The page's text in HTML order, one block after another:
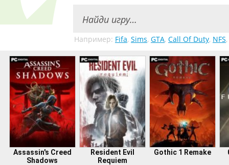
Например: Fifa, Sims, GTA, Call Of Duty, NFS,
Assassin's Creed
Shadows
Resident Evil
Requiem
Gothic 1 Remake